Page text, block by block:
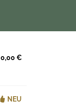
0,00 €
NEU